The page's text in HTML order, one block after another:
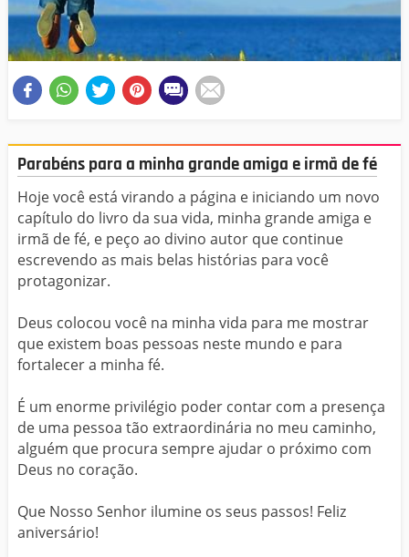
Parabéns para a minha grande amiga e irmã de fé
Hoje você está virando a página e iniciando um novo
capítulo do livro da sua vida, minha grande amiga e
irmã de fé, e peço ao divino autor que continue
escrevendo as mais belas histórias para você
protagonizar.
Deus colocou você na minha vida para me mostrar
que existem boas pessoas neste mundo e para
fortalecer a minha fé.
É um enorme privilégio poder contar com a presença
de uma pessoa tão extraordinária no meu caminho,
alguém que procura sempre ajudar o próximo com
Deus no coração.
Que Nosso Senhor ilumine os seus passos! Feliz
aniversário!